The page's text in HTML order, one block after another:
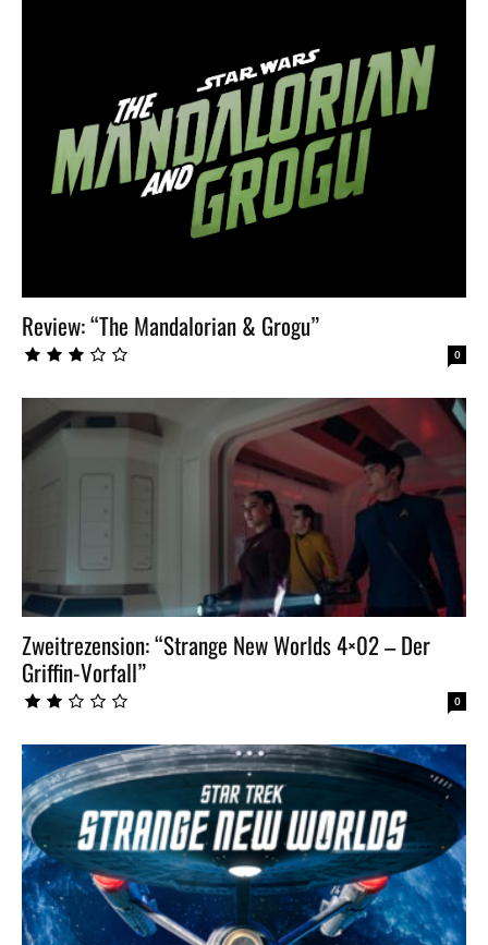
Review: “The Mandalorian & Grogu”
0
Zweitrezension: “Strange New Worlds 4×02 – Der
Griffin-Vorfall”
0